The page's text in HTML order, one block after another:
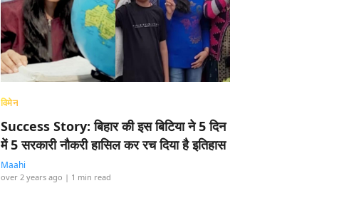
विमेन
Success Story: बिहार की इस बिटिया ने 5 दिन
में 5 सरकारी नौकरी हासिल कर रच दिया है इतिहास
Maahi
over 2 years ago | 1 min read